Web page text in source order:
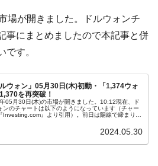
ニセＫ-ブランドを通報しようキ
教授も登場！
が落ちました」⇒ 耐久性「なさす
大手『POSCO』ズブズブ沈む。
韓国の公務員個人をターゲット
⇒ クーパン問題は合衆国企業に対
場が開きました。ドルウォンチ
事にまとめましたので本記事と併
です。
ルウォン」05月30日(木)初動・「1,374ウォ
を再突破！
05月30日(木)の市場が開きました。10:12現在、ド
ンのチャートは以下のようになっています（チャー
Investing.com』より引用）。前日は陽線で締まり、
2024.05.30